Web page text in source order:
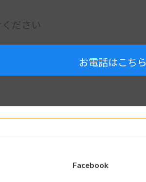
ださい
お電話はこちら
Facebook